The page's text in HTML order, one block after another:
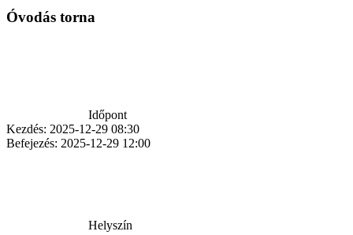
Óvodás torna
Időpont
Kezdés: 2025-12-29 08:30
Befejezés: 2025-12-29 12:00
Helyszín